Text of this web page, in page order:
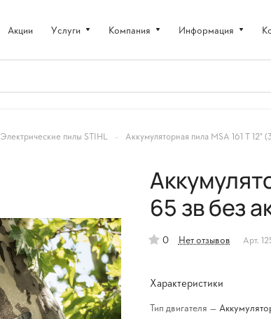
Акции Услуги Компания Информация
Электрические пилы STIHL – Аккумуляторная пила MSA 161 T 12"
65 зв без
0 Нет отзывов Арт.
Характеристики
Тип двигателя —